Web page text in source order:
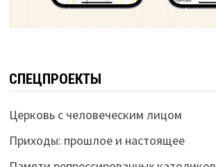
СПЕЦПРОЕКТЫ
Церковь с человеческим лицом
Приходы: прошлое и настоящее